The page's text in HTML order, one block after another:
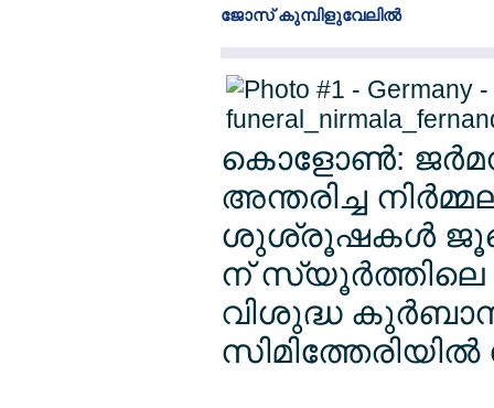
ജോസ് കുമ്പിളുവേലില്‍
കൊളോണ്‍:
അന്തരിച്ച
ശുശ്രൂഷകള്‍ ജൂലൈ
ന് സ്യൂര്‍ത്തിലെ
വിശുദ്ധ
സിമിത്തേരിയില്‍